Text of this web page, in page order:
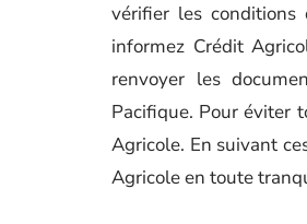
vérifier les
informez Crédit
renvoyer les
Pacifique. Pour éviter
Agricole. En suivant
Agricole en toute